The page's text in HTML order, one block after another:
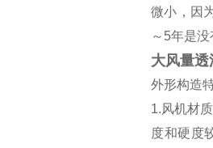
微小，因
～5年是
大风量
外形构造
1.风机材
度和硬度